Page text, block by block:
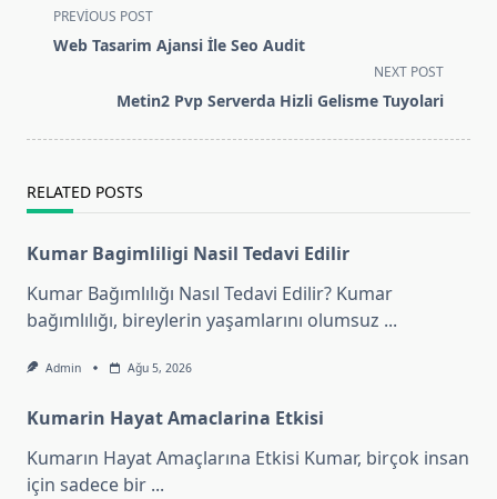
<span
class="nav-
text">Page</span>
PREVIOUS POST
Web Tasarim Ajansi İle Seo Audit
NEXT POST
Metin2 Pvp Serverda Hizli Gelisme Tuyolari
RELATED POSTS
Kumar Bagimliligi Nasil Tedavi Edilir
Kumar Bağımlılığı Nasıl Tedavi Edilir? Kumar
bağımlılığı, bireylerin yaşamlarını olumsuz ...
Admin Ağu 5, 2026
Kumarin Hayat Amaclarina Etkisi
Kumarın Hayat Amaçlarına Etkisi Kumar, birçok insan
için sadece bir ...